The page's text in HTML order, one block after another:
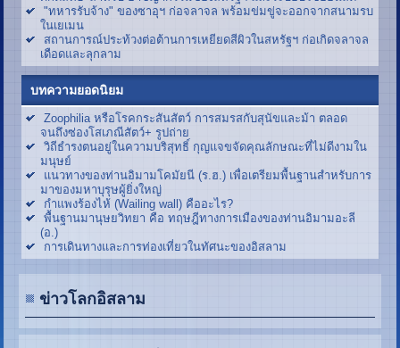
"ทหารรับจ้าง" ของซาอุฯ ก่อจลาจล พร้อมข่มขู่จะออกจากสนามรบ
ในเยเมน
สถานการณ์ประท้วงต่อต้านการเหยียดสีผิวในสหรัฐฯ ก่อเกิดจลาจล
เดือดและลุกลาม
บทความยอดนิยม
Zoophilia หรือโรคกระสันสัตว์ การสมรสกับสุนัขและม้า ตลอด
จนถึงซ่องโสเภณีสัตว์+ รูปถ่าย
วิถีธำรงตนอยู่ในความบริสุทธิ์ กุญแจขจัดคุณลักษณะที่ไม่ดีงามใน
มนุษย์
แนวทางของท่านอิมามโคมัยนี (ร.ฮ.) เพื่อเตรียมพื้นฐานสำหรับการ
มาของมหาบุรุษผู้ยิ่งใหญ่
กำแพงร้องไห้ (Wailing wall) คืออะไร?
พื้นฐานมานุษยวิทยา คือ ทฤษฎีทางการเมืองของท่านอิมามอะลี
(อ.)
การเดินทางและการท่องเที่ยวในทัศนะของอิสลาม
ข่าวโลกอิสลาม